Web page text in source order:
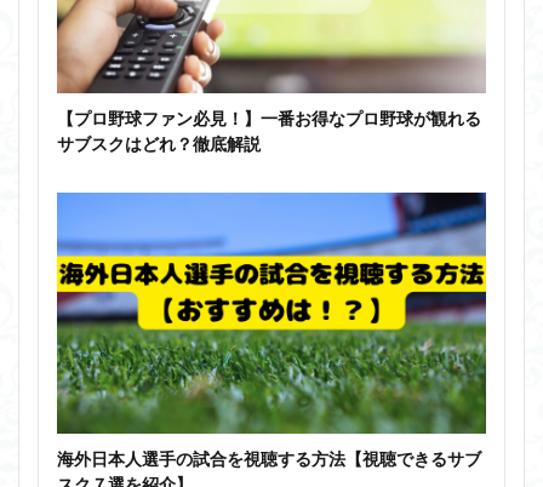
【プロ野球ファン必見！】一番お得なプロ野球が観れる
サブスクはどれ？徹底解説
海外日本人選手の試合を視聴する方法【視聴できるサブ